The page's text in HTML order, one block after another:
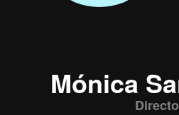
Mónica